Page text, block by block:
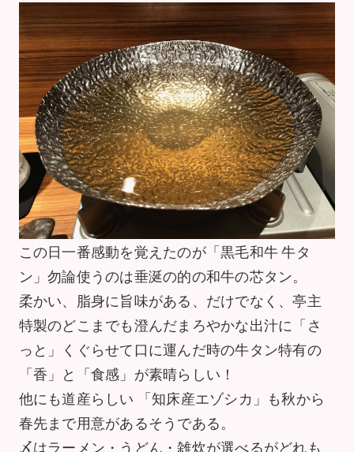
この日一番感動を覚えたのが「黒毛和牛 牛タ
ン」勿論使うのは垂涎の的の和牛の芯タン。
柔かい、脂身に旨味がある、だけでなく、亭主
特製のどこまでも澄んだまろやかな出汁に「さ
っと」くぐらせて口に運んだ時の牛タン特有の
「香」と「食感」が素晴らしい！
他にも道産らしい 「知床産エゾシカ」も秋から
春先まで用意があるそうである。
〆はラーメン・うどん・雑炊が選べるがどれも